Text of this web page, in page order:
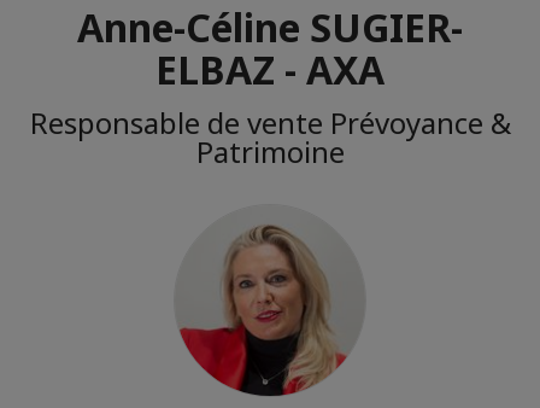
Anne-Céline SUGIER-
ELBAZ - AXA
Responsable de vente Prévoyance &
Patrimoine